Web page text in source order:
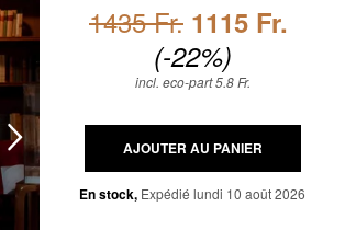
1435 Fr. 1115 Fr.
(-22%)
incl. eco-part 5.8 Fr.
AJOUTER AU PANIER
En stock, Expédié lundi 10 août 2026